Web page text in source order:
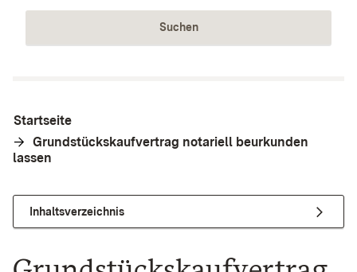
Suchen
Startseite
Grundstückskaufvertrag notariell beurkunden
lassen
Inhaltsverzeichnis